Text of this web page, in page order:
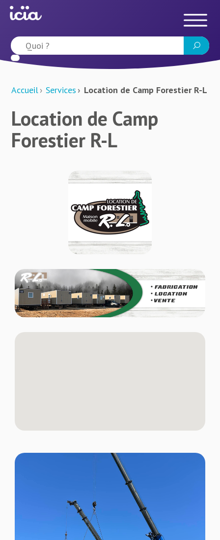
Accueil Services Location de Camp Forestier R-L
Location de Camp
Forestier R-L